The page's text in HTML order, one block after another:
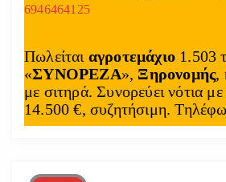
6946464125
Πωλείται αγροτεμάχιο 1.503
«ΣΥΝΟΡΕΖΑ», Ξηρονομής,
με σιτηρά. Συνορεύει νότια
14.500 €, συζητήσιμη.